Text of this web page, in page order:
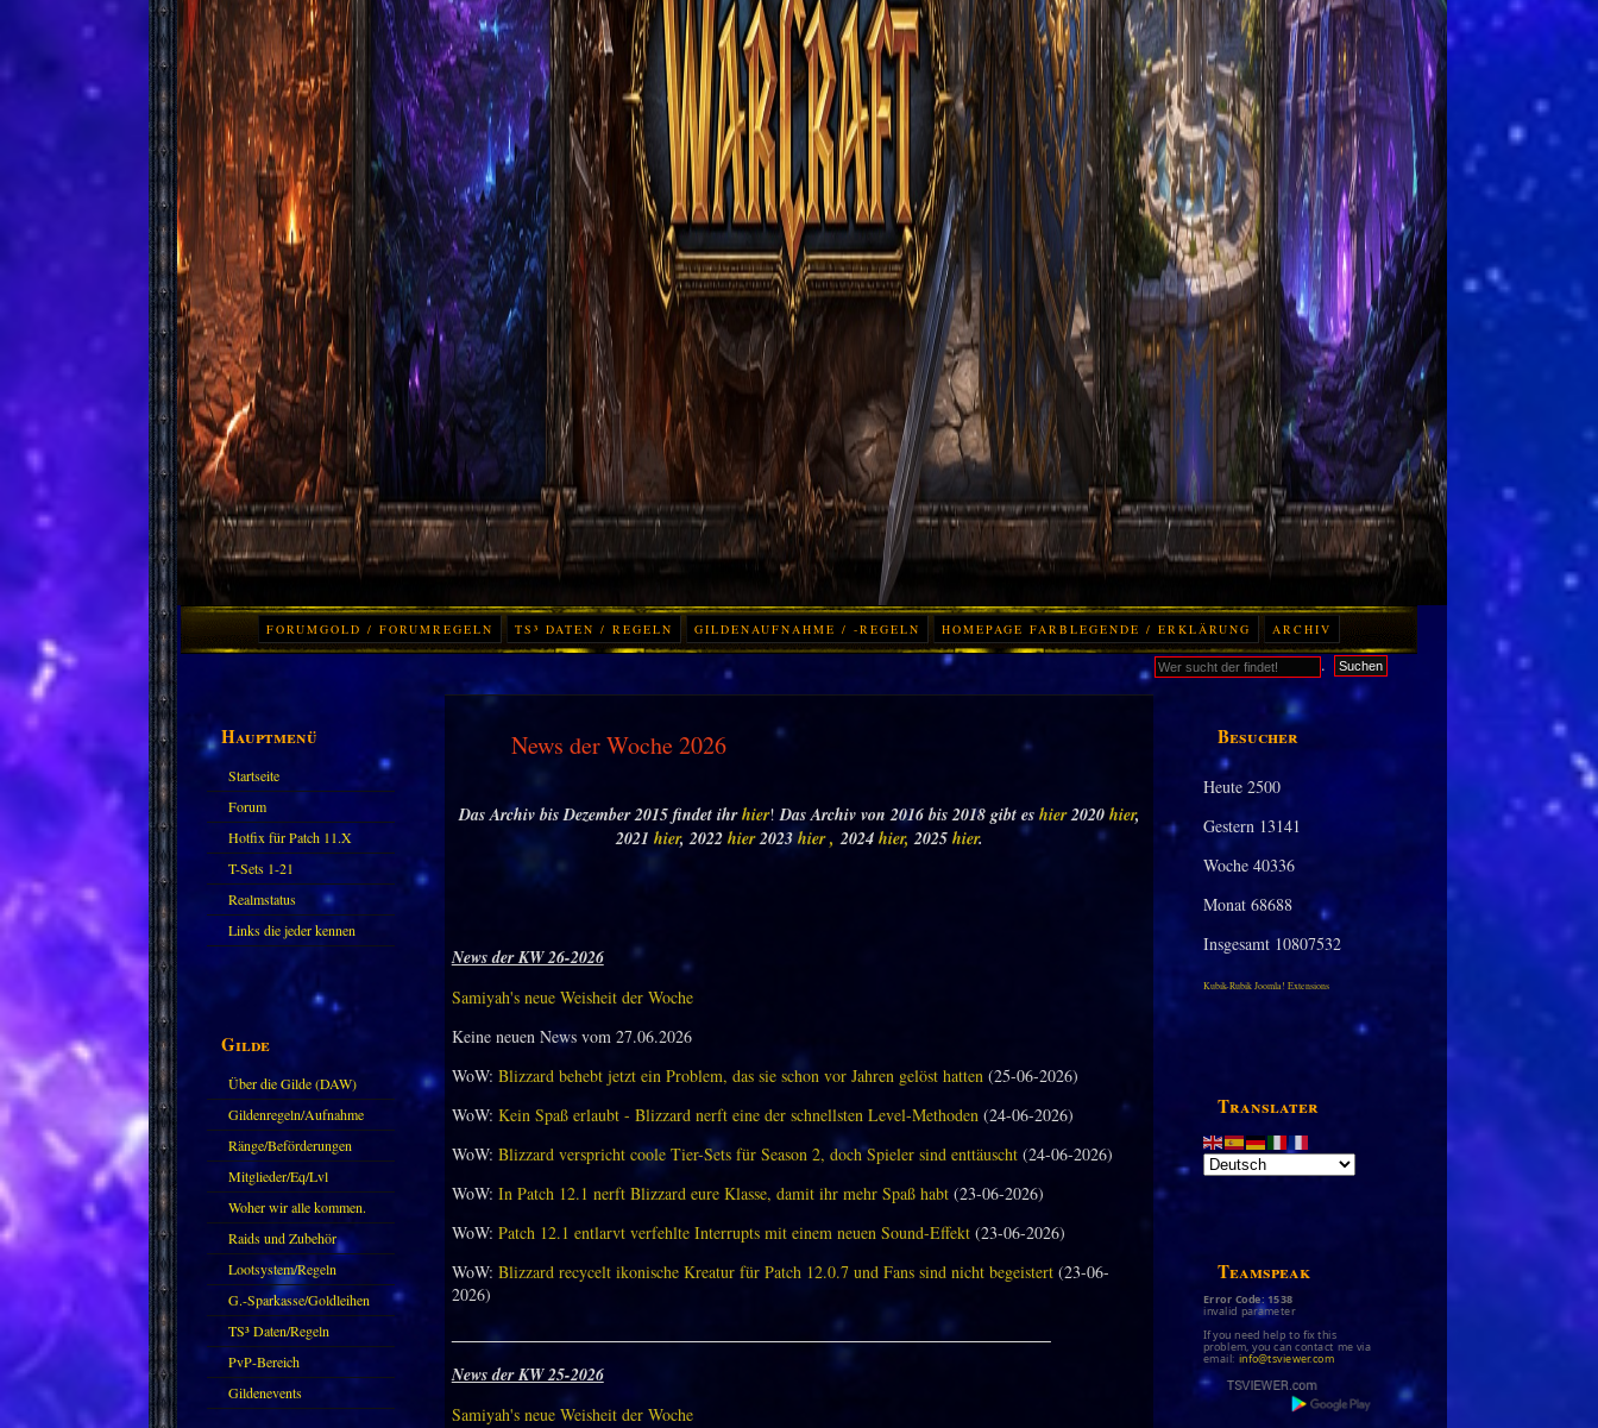
FORUMGOLD / FORUMREGELN TS³ DATEN / REGELN GILDENAUFNAHME / -REGELN HOMEPAGE FARBLEGENDE / ERKLÄRUNG ARCHIV
. Suchen
Hauptmenü
Startseite
Forum
Hotfix für Patch 11.X
T-Sets 1-21
Realmstatus
Links die jeder kennen
Gilde
Über die Gilde (DAW)
Gildenregeln/Aufnahme
Ränge/Beförderungen
Mitglieder/Eq/Lvl
Woher wir alle kommen.
Raids und Zubehör
Lootsystem/Regeln
G.-Sparkasse/Goldleihen
TS³ Daten/Regeln
PvP-Bereich
Gildenevents
Besucher
Heute2500
Gestern 13141
Woche40336
Monat68688
Insgesamt 10807532
Kubik-Rubik Joomla! Extensions
Translater
Teamspeak
Error Code: 1538
invalid parameter
If you need help to fix this
problem, you can contact me via
email: info@tsviewer.com
News der Woche 2026
Das Archiv bis Dezember 2015 findet ihr hier!Das Archiv von 2016 bis 2018 gibt es hier2020 hier,
2021 hier, 2022 hier2023 hier , 2024 hier, 2025 hier.
News der KW 26-2026
Samiyah's neue Weisheit der Woche
Keine neuen News vom 27.06.2026
WoW: Blizzard behebt jetzt ein Problem, das sie schon vor Jahren gelöst hatten(25-06-2026)
WoW: Kein Spaß erlaubt - Blizzard nerft eine der schnellsten Level-Methoden(24-06-2026)
WoW: Blizzard verspricht coole Tier-Sets für Season 2, doch Spieler sind enttäuscht(24-06-2026)
WoW: In Patch 12.1 nerft Blizzard eure Klasse, damit ihr mehr Spaß habt(23-06-2026)
WoW: Patch 12.1 entlarvt verfehlte Interrupts mit einem neuen Sound-Effekt(23-06-2026)
WoW: Blizzard recycelt ikonische Kreatur für Patch 12.0.7 und Fans sind nicht begeistert(23-06-
2026)
________________________________________________________________________
News der KW 25-2026
Samiyah's neue Weisheit der Woche